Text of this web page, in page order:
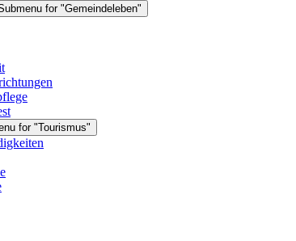
for "Gemeindeleben"
for "Tourismus"